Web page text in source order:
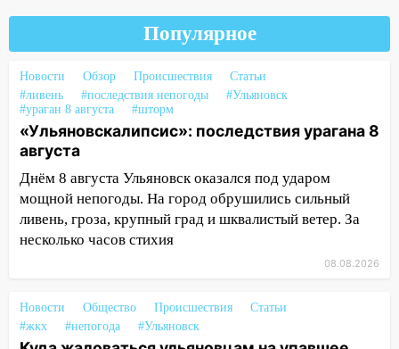
В колледжи и техникумы
Ульяновской области подали более 10
тысяч заявлений
15:04 Фоторепортаж с улиц Ульяновска
после шторма: поваленные деревья и
затопленные улицы
14:28 Ураган вырвал остановку на улице
Деева в Заволжье
14:26 Жители Ульяновска сами
пытаются расчистить ливнёвки, не
14:16
Шторм продолжает ломать город:
на улице Любови Шевцовой рухнул
светофор
Популярное
Новости Обзор Происшествия
Статьи
#ливень
#последствия непогоды
#Ульяновск
#ураган 8 августа
#шторм
«Ульяновскалипсис»: последствия урагана 8
августа
Днём 8 августа Ульяновск оказался под ударом
мощной непогоды. На город обрушились сильный
ливень, гроза, крупный град и шквалистый ветер. За
несколько часов стихия
08.08.2026
Новости Общество Происшествия
Статьи
#жкх
#непогода #Ульяновск